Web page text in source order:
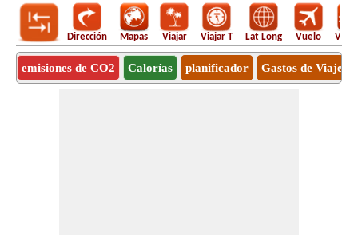
Dirección Mapas Viajar Viajar T Lat Long Vuelo
emisiones de CO2 Calorías planificador Gastos de Viaje